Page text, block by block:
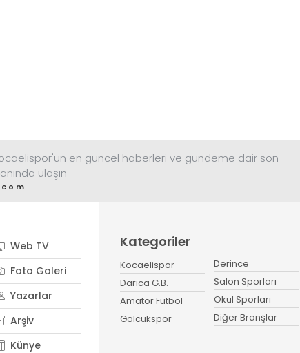
en güncel haberleri ve gündeme dair son
ulaşın
Web TV
Foto Galeri
Yazarlar
Arşiv
Künye
Kategoriler
Kocaelispor
Darıca G.B.
Amatör Futbol
Gölcükspor
Derince
Salon Sporları
Okul Sporları
Diğer Branşlar